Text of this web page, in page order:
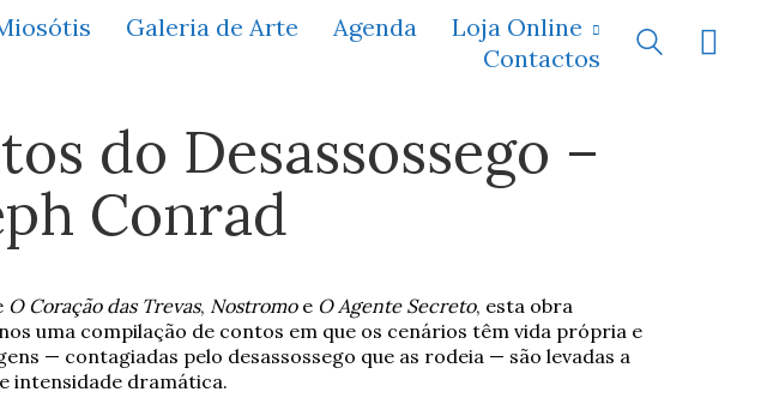
Galeria de Arte Agenda
Loja Online
Contactos
do Desassossego –
Conrad
O Coração das Trevas, Nostromoe O Agente Secreto, esta obra
uma compilação de contos em que os cenários têm vida própria e
— contagiadas pelo desassossego que as rodeia — são levadas a
intensidade dramática.